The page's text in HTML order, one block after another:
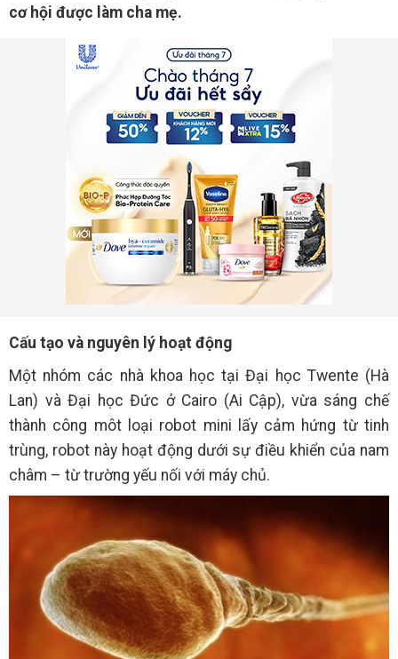
cơ hội được làm cha mẹ.
Cấu tạo và nguyên lý hoạt động
Một nhóm các nhà khoa học tại Đại học Twente (Hà
Lan) và Đại học Đức ở Cairo (Ai Cập), vừa sáng chế
thành công môt loại robot mini lấy cảm hứng từ tinh
trùng, robot này hoạt động dưới sự điều khiển của nam
châm – từ trường yếu nối với máy chủ.